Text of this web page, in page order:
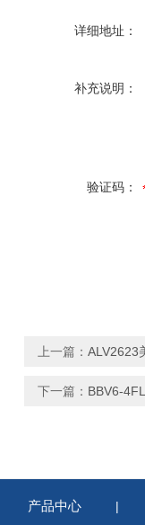
详细地址：
补充说明：
验证码：
上一篇： ALV2623
下一篇： BBV6-
产品中心 |